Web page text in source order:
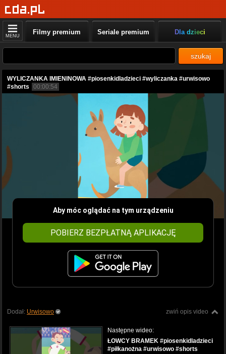
MENU Filmy premium Seriale premium Dla dzieci
szukaj
WYLICZANKA IMIENINOWA #piosenkidladzieci #wyliczanka #urwisowo
#shorts
00:00:54
Aby móc oglądać na tym urządzeniu
POBIERZ BEZPŁATNĄ APLIKACJĘ
zwiń opis video
Dodał: Urwisowo
Następne wideo:
ŁOWCY BRAMEK #piosenkidladzieci
#piłkanożna #urwisowo #shorts